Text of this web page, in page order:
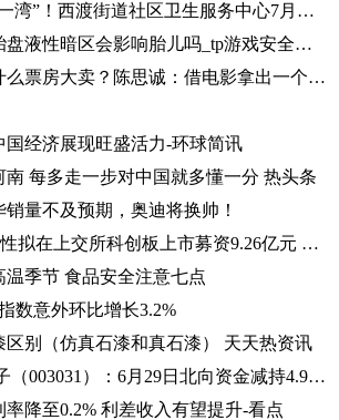
一起守护健康“第一湾”！西渡街道社区卫生服务中心7月专病门诊一览表出炉_环球滚动
【全球聚看点】胎盘液性暗区会影响胎儿吗_tp游戏安全中心
《消失的她》为什么票房大卖？陈思诚：借电影拿出一个生活的剖面
国经济展现旺盛活力-环球简讯
南 每多走一步对中国就多懂一分 热头条
量不及预期，奥迪将换帅！
IPO动态：天箭惯性拟在上交所科创板上市募资9.26亿元 全球新动态
温季节 食品安全注意七点
数意外环比增长3.2%
区别（仿真石漆和真石漆） 天天热资讯
全球快讯:中瓷电子（003031）：6月29日北向资金减持4.95万股
降至0.2% 利差收入有望提升-看点